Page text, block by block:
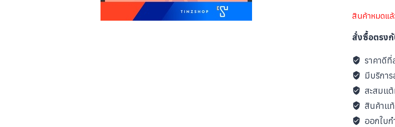
สินค้าหมดแล้
สั่งซื้อตรง
ราคาดีที่
มีบริกา
สะสมแ
สินค้าแ
ออกใบ